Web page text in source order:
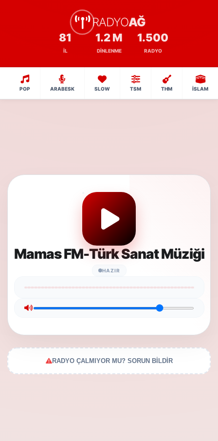
RADYOAĞ
81
İL
1.2 M
DINLENME
1.500
RADYO
POP ARABESK SLOW TSM THM İSLAM
Mamas FM-Türk Sanat Müziği
HAZIR
RADYO ÇALMIYOR MU? SORUN BİLDİR